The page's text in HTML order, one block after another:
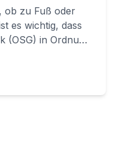
ob zu Fuß oder
es wichtig, dass
(OSG) in Ordnung
g...